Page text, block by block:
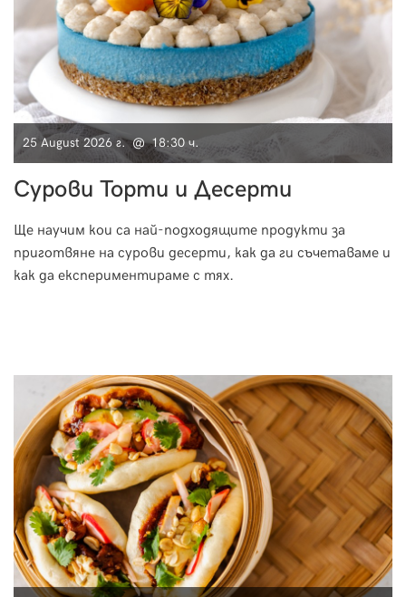
25 August 2026 г. @ 18:30 ч.
Сурови Торти и Десерти
Ще научим кои са най-подходящите продукти за
приготвяне на сурови десерти, как да ги съчетаваме и
как да експериментираме с тях.